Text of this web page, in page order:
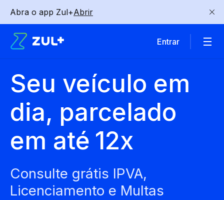
Abra o app Zul+Abrir
Entrar
Seu veículo em
dia, parcelado
em até 12x
Consulte grátis IPVA,
Licenciamento e Multas